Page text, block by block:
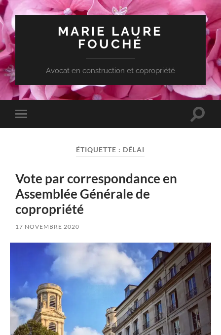
MARIE LAURE
FOUCHÉ
Avocat en construction et copropriété
Toggle
mobile
Toggle
ÉTIQUETTE : DÉLAI
Vote par correspondance en
Assemblée Générale de
copropriété
17 NOVEMBRE 2020